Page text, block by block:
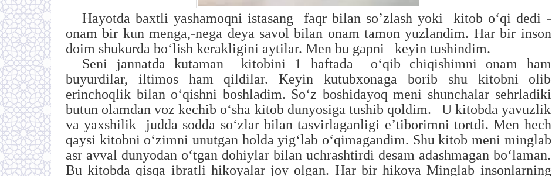
Hayotda baxtli yashamoqni istasang faqr bilan so’zlash yoki kitob oʻqi dedi -
onam bir kun menga,-nega deya savol bilan onam tamon yuzlandim. Har bir inson
doim shukurda boʻlish kerakligini aytilar. Men bu gapni keyin tushindim.
Seni jannatda kutaman kitobini 1 haftada oʻqib chiqishimni onam ham
buyurdilar, iltimos ham qildilar. Keyin kutubxonaga borib shu kitobni olib
erinchoqlik bilan oʻqishni boshladim. Soʻz boshidayoq meni shunchalar sehrladiki
butun olamdan voz kechib oʻsha kitob dunyosiga tushib qoldim. U kitobda yavuzlik
va yaxshilik judda sodda soʻzlar bilan tasvirlaganligi eʼtiborimni tortdi. Men hech
qaysi kitobni oʻzimni unutgan holda yigʻlab oʻqimagandim. Shu kitob meni minglab
asr avval dunyodan oʻtgan dohiylar bilan uchrashtirdi desam adashmagan boʻlaman.
Bu kitobda qisqa ibratli hikoyalar joy olgan. Har bir hikoya Minglab insonlarning